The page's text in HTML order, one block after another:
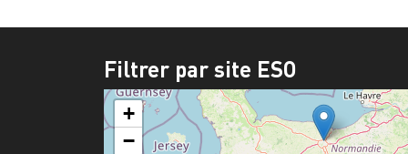
Filtrer par site ESO
+
−